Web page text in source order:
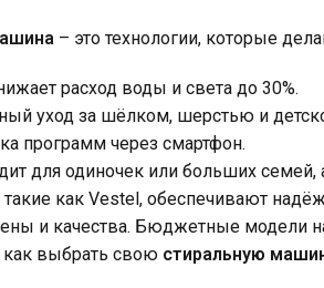
– это технологии, которые
расход воды и света до 30%.
уход за шёлком, шерстью и
программ через смартфон.
для одиночек или больших
такие как Vestel, обеспечивают
и качества. Бюджетные модели
как выбрать свою стиральную